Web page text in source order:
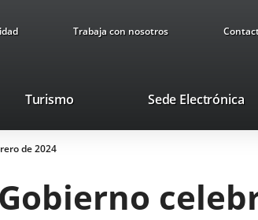
Trabaja con nosotros
TurismoEste
se
ventana
Sede Electrónica
de 2024